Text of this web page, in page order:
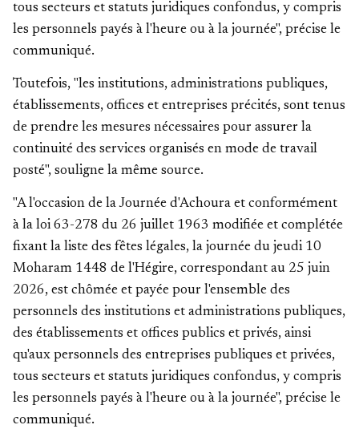
tous secteurs et statuts juridiques confondus, y compris
les personnels payés à l'heure ou à la journée", précise le
communiqué.
Toutefois, "les institutions, administrations publiques,
établissements, offices et entreprises précités, sont tenus
de prendre les mesures nécessaires pour assurer la
continuité des services organisés en mode de travail
posté", souligne la même source.
"A l'occasion de la Journée d'Achoura et conformément
à la loi 63-278 du 26 juillet 1963 modifiée et complétée
fixant la liste des fêtes légales, la journée du jeudi 10
Moharam 1448 de l'Hégire, correspondant au 25 juin
2026, est chômée et payée pour l'ensemble des
personnels des institutions et administrations publiques,
des établissements et offices publics et privés, ainsi
qu'aux personnels des entreprises publiques et privées,
tous secteurs et statuts juridiques confondus, y compris
les personnels payés à l'heure ou à la journée", précise le
communiqué.